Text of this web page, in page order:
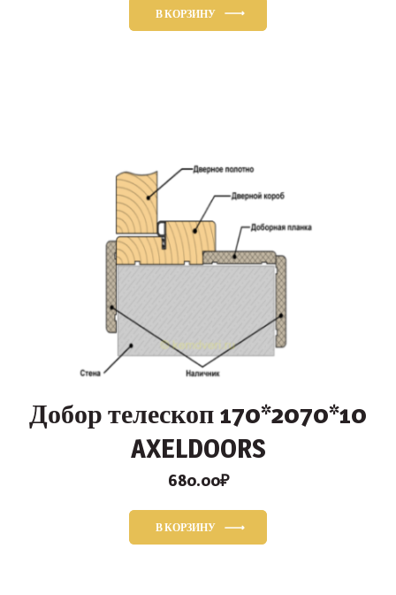
В КОРЗИНУ
Добор телескоп 170*2070*10
AXELDOORS
680.00₽
В КОРЗИНУ